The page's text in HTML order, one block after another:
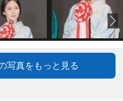
写真をもっと見る